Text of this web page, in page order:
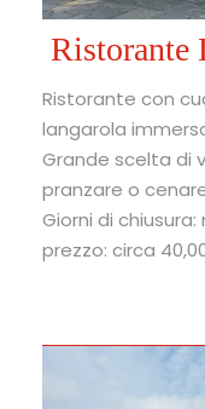
Ristorante
Ristorante con
langarola
Grande scelta di
pranzare o
Giorni di
prezzo: circa